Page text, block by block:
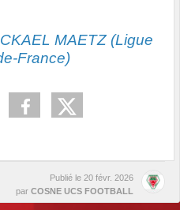
MAETZ (Ligue
France)
Publié le 20 févr. 2026
par COSNE UCS FOOTBALL